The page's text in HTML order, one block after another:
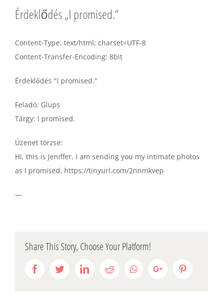
Érdeklődés „I promised.”
Content-Type: text/html; charset=UTF-8
Content-Transfer-Encoding: 8bit
Érdeklődés "I promised."
Feladó: Glups
Tárgy: I promised.
Üzenet törzse:
Hi, this is Jeniffer. I am sending you my intimate photos
as I promised. https://tinyurl.com/2nnmkvep
—
Share This Story, Choose Your Platform!
FacebookTwitterLinkedInRedditWhatsappGoogle+